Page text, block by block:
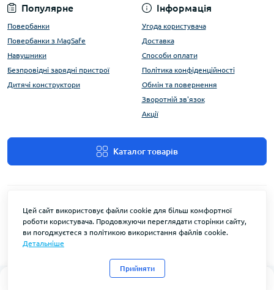
0
Популярне
Повербанки
Повербанки з MagSafe
Навушники
Безпровідні зарядні пристрої
Дитячі конструктори
Інформація
Угода користувача
Доставка
Способи оплати
Політика конфіденційності
Обмін та повернення
Зворотній зв'язок
Акції
Каталог товарів
Цей сайт використовує файли cookie для більш комфортної
роботи користувача. Продовжуючи переглядати сторінки сайту,
ви погоджуєтеся з політикою використання файлів cookie.
Детальніше
Прийняти